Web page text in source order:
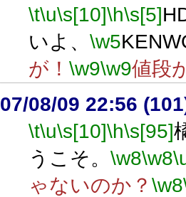
\t\u\s[10]\h\s[5]
いよ、 \w5
が！ \w9\w9値段
07/08/09 22:56
\t\u\s[10]\h\s[95]
うこそ。 \w8\w8
ゃないのか？ \w8